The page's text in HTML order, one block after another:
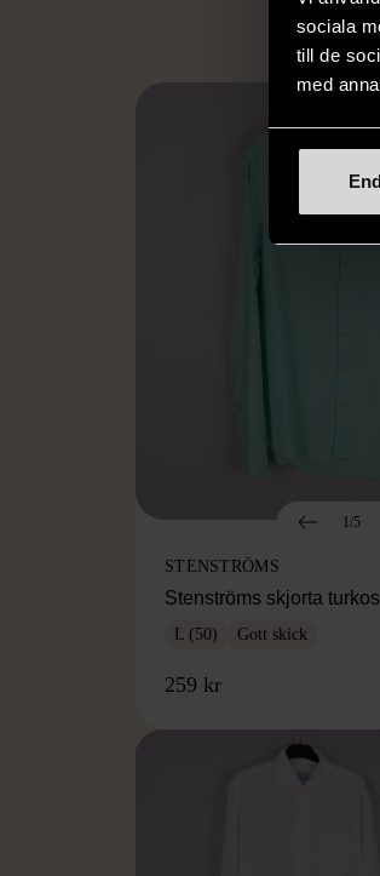
sociala
till de
med
1/5
STENSTRÖMS
Stenströms skjorta turkos
L (50) Gott skick
259 kr